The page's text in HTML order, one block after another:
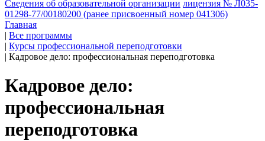
Сведения об образовательной организации лицензия № Л035-
01298-77/00180200 (ранее присвоенный номер 041306)
Главная
| Все программы
| Курсы профессиональной переподготовки
| Кадровое дело: профессиональная переподготовка
Кадровое дело:
профессиональная
переподготовка